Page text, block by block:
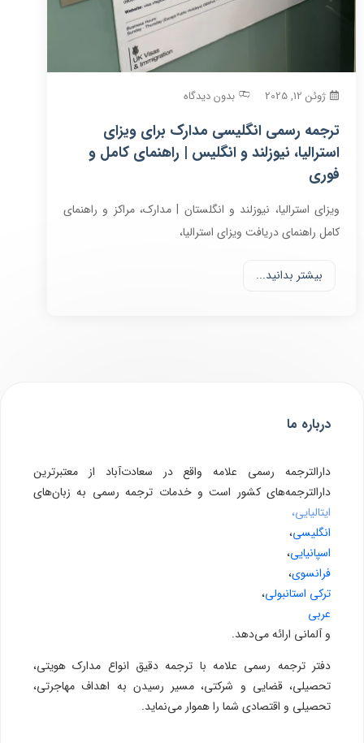
ژوئن 12, 2025 بدون دیدگاه
ترجمه رسمی انگلیسی مدارک برای ویزای
استرالیا، نیوزلند و انگلیس | راهنمای کامل و
فوری
ویزای استرالیا، نیوزلند و انگلستان | مدارک، مراکز و راهنمای
کامل راهنمای دریافت ویزای استرالیا،
بیشتر بدانید...
درباره ما
دارالترجمه رسمی علامه واقع در سعادت‌آباد از معتبرترین
دارالترجمه‌های کشور است و خدمات ترجمه رسمی به زبان‌های
ایتالیایی،
انگلیسی،
اسپانیایی،
فرانسوی،
ترکی استانبولی،
عربی
و آلمانی ارائه می‌دهد.
دفتر ترجمه رسمی علامه با ترجمه دقیق انواع مدارک هویتی،
تحصیلی، قضایی و شرکتی، مسیر رسیدن به اهداف مهاجرتی،
تحصیلی و اقتصادی شما را هموار می‌نماید.